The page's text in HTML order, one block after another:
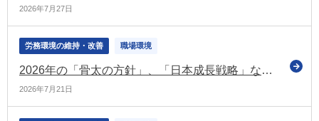
2026年7月27日
労務環境の維持・改善 職場環境
2026年の「骨太の方針」、「日本成長戦略」などを決定
2026年7月21日